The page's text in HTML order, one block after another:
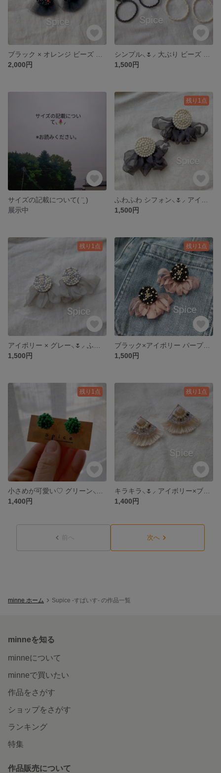
2,000円
1,500円
サイズの記載について( ¨̮ )
展示中
残り1点
1,500円
残り1点
1,500円
残り1点
ブラック×アイボリー パープル シフォン ピアス or イヤリング。
1,500円
残り1点
1,400円
残り1点
1,400円
前へ 次へ
minne ホーム Supice -すぱいす- の作品一覧
minneを知る
minneについて
minneで買いたい
作品をさがす
ショップをさがす
ランキング
特集
作品販売について